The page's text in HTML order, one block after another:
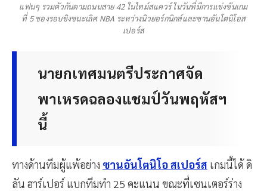
แฟนๆ รวมตัวกันตามถนนสาย 42 ในไทม์สแควร์ ในวันที่มีการแข่งขันเกม
ที่ 5 ของรอบชิงชนะเลิศ NBA ระหว่างนิวยอร์กนิกส์และซานอันโตนิโอส
เปอร์ส
นายกเทศมนตรีประกาศจัด
พาเหรดฉลองแชมป์วันพฤหัสฯ
นี้
ทางด้านทีมผู้แพ้อย่าง ซานอันโตนิโอ สเปอร์ส เกมนี้ได้ ดิ
ลัน ฮาร์เปอร์ แบกทีมทำ 25 คะแนน ขณะที่เซนเตอร์ร่าง